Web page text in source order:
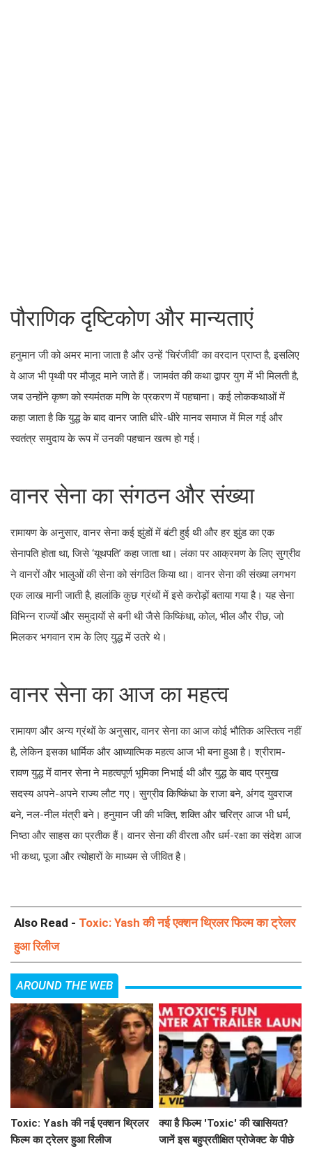
पौराणिक दृष्टिकोण और मान्यताएं
हनुमान जी को अमर माना जाता है और उन्हें ‘चिरंजीवी’ का वरदान प्राप्त है, इसलिए
वे आज भी पृथ्वी पर मौजूद माने जाते हैं। जामवंत की कथा द्वापर युग में भी मिलती है,
जब उन्होंने कृष्ण को स्यमंतक मणि के प्रकरण में पहचाना। कई लोककथाओं में
कहा जाता है कि युद्ध के बाद वानर जाति धीरे-धीरे मानव समाज में मिल गई और
स्वतंत्र समुदाय के रूप में उनकी पहचान खत्म हो गई।
वानर सेना का संगठन और संख्या
रामायण के अनुसार, वानर सेना कई झुंडों में बंटी हुई थी और हर झुंड का एक
सेनापति होता था, जिसे ‘यूथपति’ कहा जाता था। लंका पर आक्रमण के लिए सुग्रीव
ने वानरों और भालुओं की सेना को संगठित किया था। वानर सेना की संख्या लगभग
एक लाख मानी जाती है, हालांकि कुछ ग्रंथों में इसे करोड़ों बताया गया है। यह सेना
विभिन्न राज्यों और समुदायों से बनी थी जैसे किष्किंधा, कोल, भील और रीछ, जो
मिलकर भगवान राम के लिए युद्ध में उतरे थे।
वानर सेना का आज का महत्व
रामायण और अन्य ग्रंथों के अनुसार, वानर सेना का आज कोई भौतिक अस्तित्व नहीं
है, लेकिन इसका धार्मिक और आध्यात्मिक महत्व आज भी बना हुआ है। श्रीराम-
रावण युद्ध में वानर सेना ने महत्वपूर्ण भूमिका निभाई थी और युद्ध के बाद प्रमुख
सदस्य अपने-अपने राज्य लौट गए। सुग्रीव किष्किंधा के राजा बने, अंगद युवराज
बने, नल-नील मंत्री बने। हनुमान जी की भक्ति, शक्ति और चरित्र आज भी धर्म,
निष्ठा और साहस का प्रतीक हैं। वानर सेना की वीरता और धर्म-रक्षा का संदेश आज
भी कथा, पूजा और त्योहारों के माध्यम से जीवित है।
Also Read - Toxic: Yash की नई एक्शन थ्रिलर फिल्म का ट्रेलर
हुआ रिलीज
AROUND THE WEB
Toxic: Yash की नई एक्शन थ्रिलर
फिल्म का ट्रेलर हुआ रिलीज
क्या है फिल्म 'Toxic' की खासियत?
जानें इस बहुप्रतीक्षित प्रोजेक्ट के पीछे